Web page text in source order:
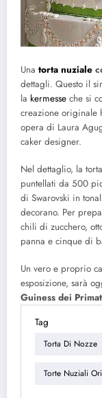
Una torta nuziale
dettagli. Questo il
la kermesse che si
creazione originale
opera di Laura
caker designer.
Nel dettaglio, la
puntellati da 500
di Swarovski in
decorano. Per
chili di zucchero,
panna e cinque di
Un vero e proprio
esposizione, sarà
Guiness dei
Tag
Torta Di Nozze
Torte Nuziali